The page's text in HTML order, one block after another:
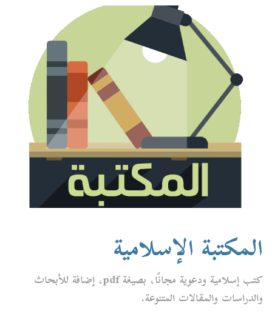
المكتبة الإسلامية
كتب إسلامية ودعوية مجانًا، بصيغة pdf، إضافة للأبحاث
والدراسات والمقالات المتنوعة.